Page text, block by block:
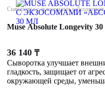
Сыворотка с экзосомами
Muse Absolute Longevity 30
36 140 ₸
Сыворотка улучшает
гладкость, защищает от
окружающей среды,